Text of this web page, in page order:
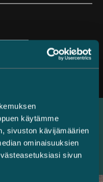
käytämme
sivuston kävijämäärien
ominaisuuksien
sivun